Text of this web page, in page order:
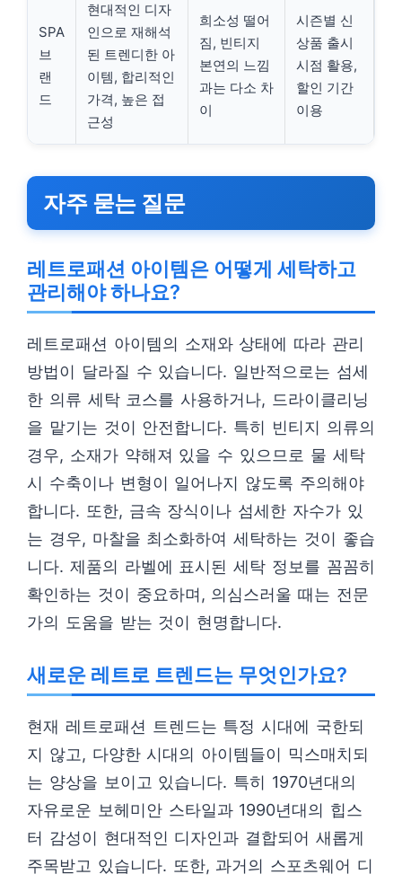
SPA
브
랜
드
현대적인 디자
인으로 재해석
된 트렌디한 아
이템, 합리적인
가격, 높은 접
근성
희소성 떨어
짐, 빈티지
본연의 느낌
과는 다소 차
이
시즌별 신
상품 출시
시점 활용,
할인 기간
이용
자주 묻는 질문
레트로패션 아이템은 어떻게 세탁하고
관리해야 하나요?
레트로패션 아이템의 소재와 상태에 따라 관리
방법이 달라질 수 있습니다. 일반적으로는 섬세
한 의류 세탁 코스를 사용하거나, 드라이클리닝
을 맡기는 것이 안전합니다. 특히 빈티지 의류의
경우, 소재가 약해져 있을 수 있으므로 물 세탁
시 수축이나 변형이 일어나지 않도록 주의해야
합니다. 또한, 금속 장식이나 섬세한 자수가 있
는 경우, 마찰을 최소화하여 세탁하는 것이 좋습
니다. 제품의 라벨에 표시된 세탁 정보를 꼼꼼히
확인하는 것이 중요하며, 의심스러울 때는 전문
가의 도움을 받는 것이 현명합니다.
새로운 레트로 트렌드는 무엇인가요?
현재 레트로패션 트렌드는 특정 시대에 국한되
지 않고, 다양한 시대의 아이템들이 믹스매치되
는 양상을 보이고 있습니다. 특히 1970년대의
자유로운 보헤미안 스타일과 1990년대의 힙스
터 감성이 현대적인 디자인과 결합되어 새롭게
주목받고 있습니다. 또한, 과거의 스포츠웨어 디